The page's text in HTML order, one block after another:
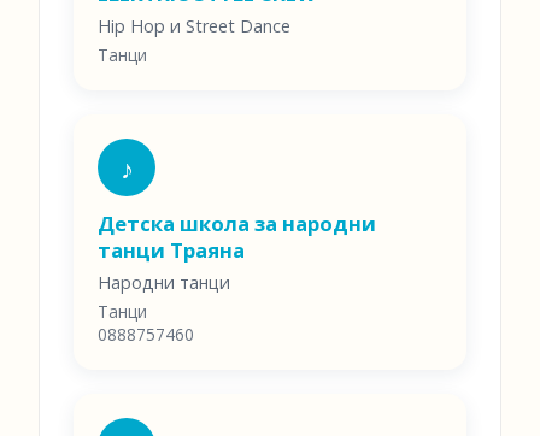
Hip Hop и Street Dance
Танци
♪
Детска школа за народни
танци Траяна
Народни танци
Танци
0888757460